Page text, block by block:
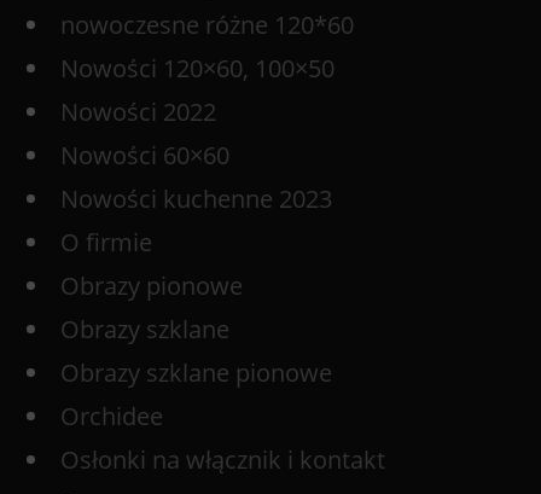
nowoczesne różne 120*60
Nowości 120×60, 100×50
Nowości 2022
Nowości 60×60
Nowości kuchenne 2023
O firmie
Obrazy pionowe
Obrazy szklane
Obrazy szklane pionowe
Orchidee
Osłonki na włącznik i kontakt